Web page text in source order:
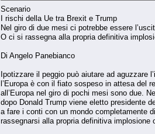
Scenario
I rischi della Ue tra Brexit e Trump
Nel giro di due mesi ci potrebbe essere
O ci si rassegna alla propria definitiva
Di Angelo Panebianco
Ipotizzare il peggio può aiutare ad aguzzare
l’Europa è con il fiato sospeso in attesa del
all’Europa nel giro di pochi mesi sono due.
dopo Donald Trump viene eletto presidente
a fare i conti con un mondo completamente
rassegnarsi alla propria definitiva